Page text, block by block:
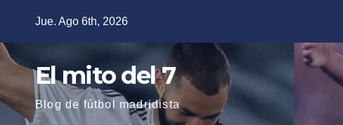
contenido
Jue. Ago 6th, 2026
El mito del 7
Blog de fútbol madridista